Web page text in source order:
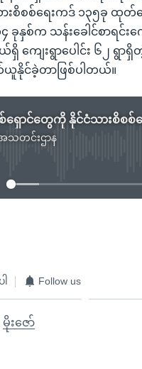
စိစစ်ရေးကဒ် ၁၃၅ခု ထုတ်ပေ
ခုနှစ်က သန်းခေါင်စာရင်း
ရှိ ကျေးရွာပေါင်း ၆၂ ရွာ
နိုင်ခဲ့တာဖြစ်ပါတယ်။
သတင်းဌာန
No media source
Follow us
မိုးဇော်